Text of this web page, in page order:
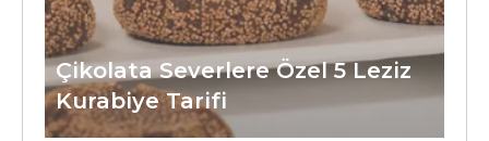
Çikolata Severlere Özel 5 Leziz
Kurabiye Tarifi